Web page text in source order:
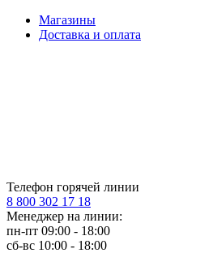
Магазины
Доставка и оплата
Телефон горячей линии
8 800 302 17 18
Менеджер на линии:
пн-пт 09:00 - 18:00
сб-вс 10:00 - 18:00